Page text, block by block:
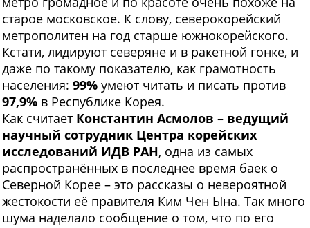
старое московское. К слову, северокорейский
метрополитен на год старше южнокорейского.
Кстати, лидируют северяне и в ракетной гонке, и
даже по такому показателю, как грамотность
населения: 99% умеют читать и писать против
97,9% в Республике Корея.
Как считает Константин Асмолов – ведущий
научный сотрудник Центра корейских
исследований ИДВ РАН, одна из самых
распространённых в последнее время баек о
Северной Корее – это рассказы о невероятной
жестокости её правителя Ким Чен Ына. Так много
шума наделало сообщение о том, что по его